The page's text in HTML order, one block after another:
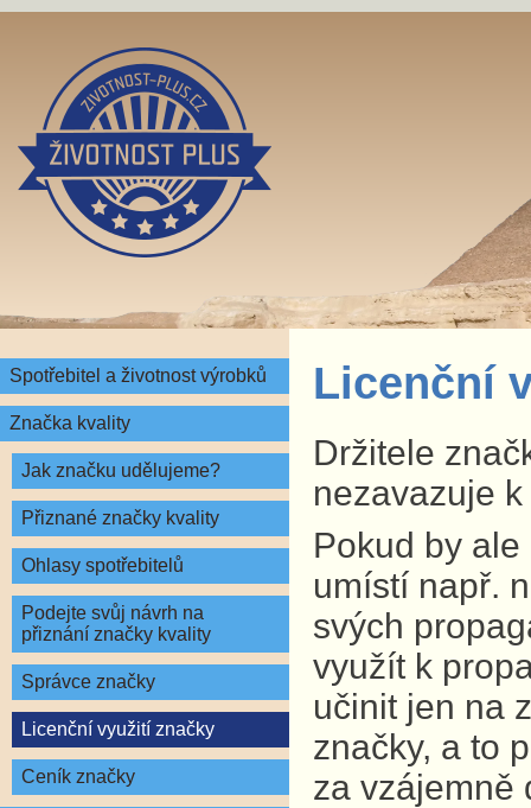
Spotřebitel a životnost výrobků
Značka kvality
Jak značku udělujeme?
Přiznané značky kvality
Ohlasy spotřebitelů
Podejte svůj návrh na
přiznání značky kvality
Správce značky
Licenční využití značky
Ceník značky
Licenční
Držitele
nezavazuje
Pokud by
umístí např.
svých
využít k
učinit jen na
značky, a to
za vzájemně